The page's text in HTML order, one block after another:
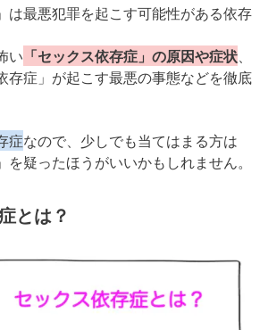
は最悪犯罪を起こす可能性がある依存
い 「セックス依存症」の原因や症状、
存症」が起こす最悪の事態などを徹底
症なので、少しでも当てはまる方は
を疑ったほうがいいかもしれません。
とは？